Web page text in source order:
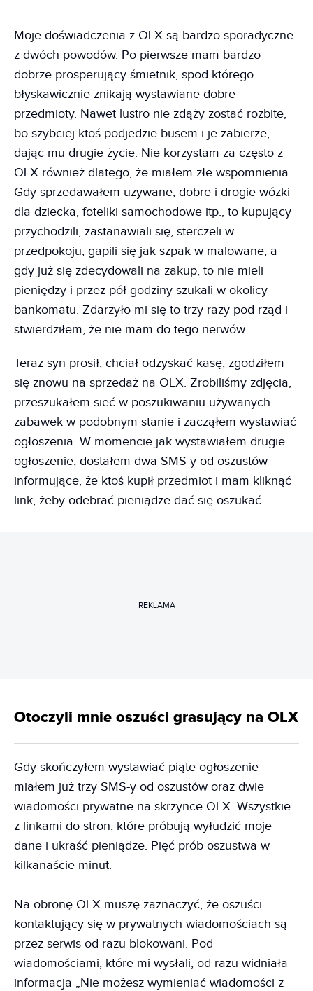
Moje doświadczenia z OLX są bardzo sporadyczne
z dwóch powodów. Po pierwsze mam bardzo
dobrze prosperujący śmietnik, spod którego
błyskawicznie znikają wystawiane dobre
przedmioty. Nawet lustro nie zdąży zostać rozbite,
bo szybciej ktoś podjedzie busem i je zabierze,
dając mu drugie życie. Nie korzystam za często z
OLX również dlatego, że miałem złe wspomnienia.
Gdy sprzedawałem używane, dobre i drogie wózki
dla dziecka, foteliki samochodowe itp., to kupujący
przychodzili, zastanawiali się, sterczeli w
przedpokoju, gapili się jak szpak w malowane, a
gdy już się zdecydowali na zakup, to nie mieli
pieniędzy i przez pół godziny szukali w okolicy
bankomatu. Zdarzyło mi się to trzy razy pod rząd i
stwierdziłem, że nie mam do tego nerwów.
Teraz syn prosił, chciał odzyskać kasę, zgodziłem
się znowu na sprzedaż na OLX. Zrobiliśmy zdjęcia,
przeszukałem sieć w poszukiwaniu używanych
zabawek w podobnym stanie i zacząłem wystawiać
ogłoszenia. W momencie jak wystawiałem drugie
ogłoszenie, dostałem dwa SMS-y od oszustów
informujące, że ktoś kupił przedmiot i mam kliknąć
link, żeby odebrać pieniądze dać się oszukać.
REKLAMA
Otoczyli mnie oszuści grasujący na OLX
Gdy skończyłem wystawiać piąte ogłoszenie
miałem już trzy SMS-y od oszustów oraz dwie
wiadomości prywatne na skrzynce OLX. Wszystkie
z linkami do stron, które próbują wyłudzić moje
dane i ukraść pieniądze. Pięć prób oszustwa w
kilkanaście minut.
Na obronę OLX muszę zaznaczyć, że oszuści
kontaktujący się w prywatnych wiadomościach są
przez serwis od razu blokowani. Pod
wiadomościami, które mi wysłali, od razu widniała
informacja „Nie możesz wymieniać wiadomości z